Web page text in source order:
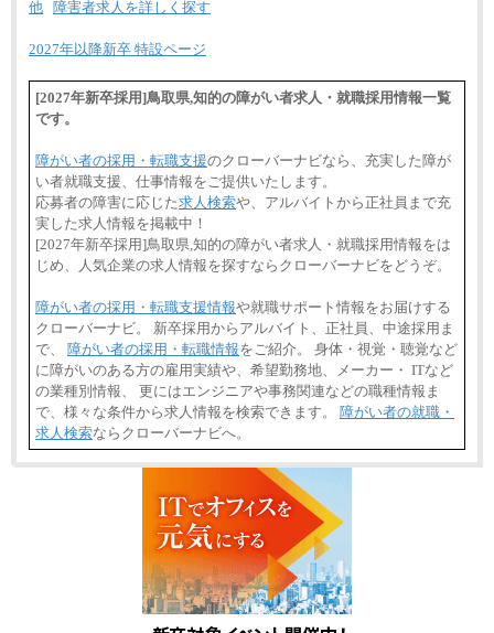
他 障害者求人を詳しく探す
2027年以降新卒 特設ページ
[2027年新卒採用]鳥取県,知的の障がい者求人・就職採用情報一覧
です。
障がい者の採用・転職支援のクローバーナビなら、充実した障が
い者就職支援、仕事情報をご提供いたします。
応募者の障害に応じた求人検索や、アルバイトから正社員まで充
実した求人情報を掲載中！
[2027年新卒採用]鳥取県,知的の障がい者求人・就職採用情報をは
じめ、人気企業の求人情報を探すならクローバーナビをどうぞ。
障がい者の採用・転職支援情報や就職サポート情報をお届けする
クローバーナビ。 新卒採用からアルバイト、正社員、中途採用ま
で、 障がい者の採用・転職情報をご紹介。 身体・視覚・聴覚など
に障がいのある方の雇用実績や、希望勤務地、メーカー・ ITなど
の業種別情報、 更にはエンジニアや事務関連などの職種情報ま
で、様々な条件から求人情報を検索できます。 障がい者の就職・
求人検索ならクローバーナビへ。